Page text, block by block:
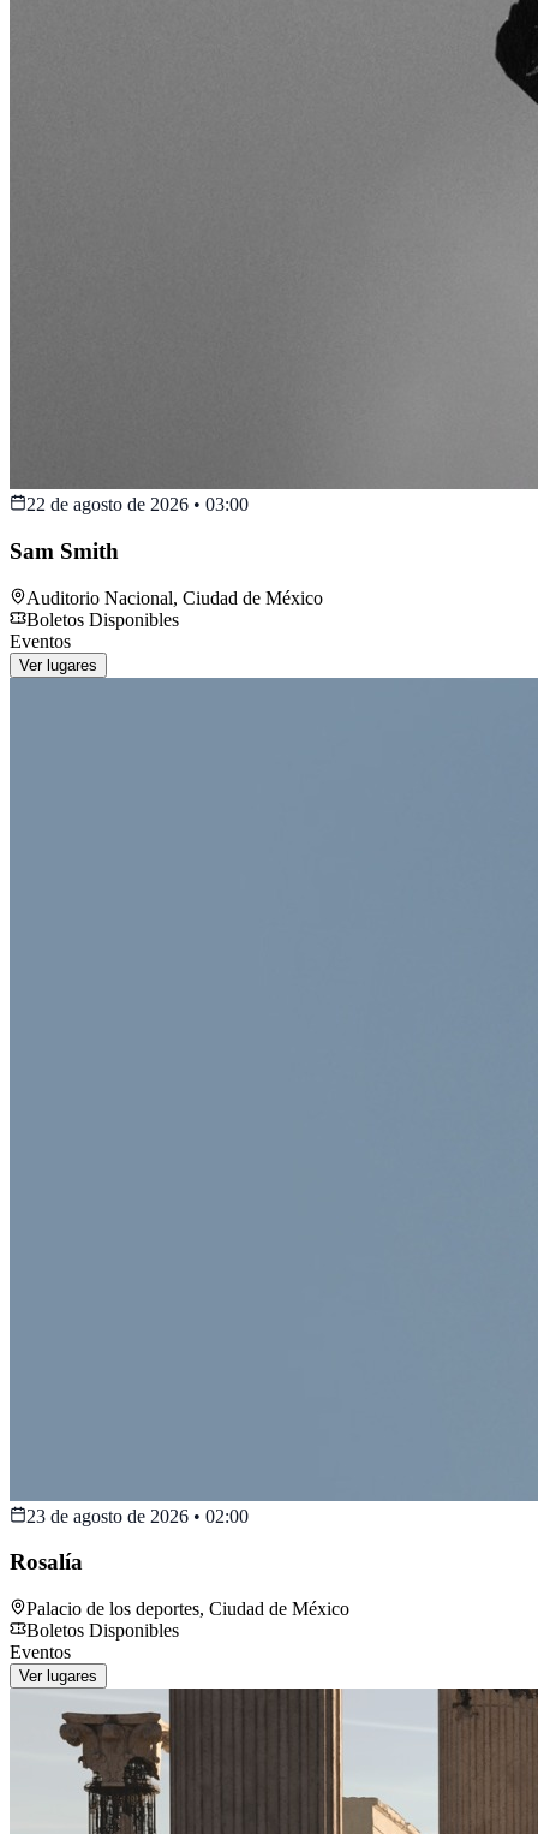
22 de agosto de 2026 • 03:00
Sam Smith
Auditorio Nacional, Ciudad de México
Boletos Disponibles
Eventos
Ver lugares
23 de agosto de 2026 • 02:00
Rosalía
Palacio de los deportes, Ciudad de México
Boletos Disponibles
Eventos
Ver lugares